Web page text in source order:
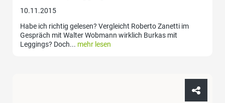
10.11.2015
Habe ich richtig gelesen? Vergleicht Roberto Zanetti im
Gespräch mit Walter Wobmann wirklich Burkas mit
Leggings? Doch... mehr lesen